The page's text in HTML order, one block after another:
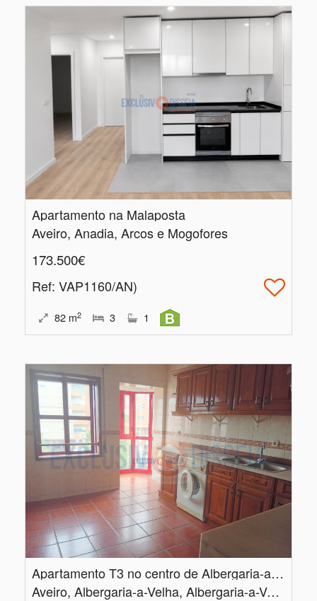
Apartamento na Malaposta
Aveiro, Anadia, Arcos e Mogofores
173.500€
Ref: VAP1160/AN)
82 m2 3 1
Apartamento T3 no centro de Albergaria-a-Velha
Aveiro, Albergaria-a-Velha, Albergaria-a-Velha e Valmaior